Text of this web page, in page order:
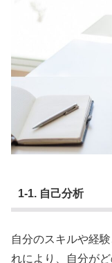
1-1. 自己分析
自分のスキルや経
れにより、自分が